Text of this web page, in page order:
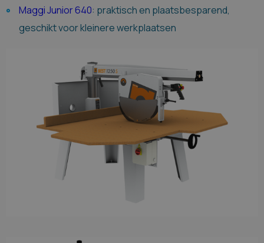
Maggi Junior 640: praktisch en plaatsbesparend,
geschikt voor kleinere werkplaatsen